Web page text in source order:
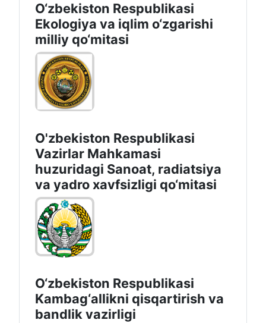
O‘zbekiston Respublikasi
Ekologiya va iqlim o‘zgarishi
milliy qo‘mitasi
O'zbekiston Respublikasi
Vazirlar Mahkamasi
huzuridagi Sanoat, radiatsiya
va yadro xavfsizligi qo‘mitasi
O‘zbekiston Respublikasi
Kambag‘allikni qisqartirish va
bandlik vazirligi